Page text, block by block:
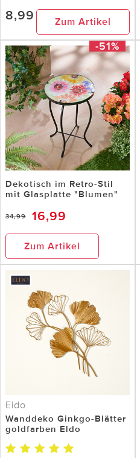
8,99 Zum Artikel
-51%
Dekotisch im Retro-Stil
mit Glasplatte "Blumen"
34,99 16,99
Zum Artikel
Eldo
Wanddeko Ginkgo-Blätter
goldfarben Eldo